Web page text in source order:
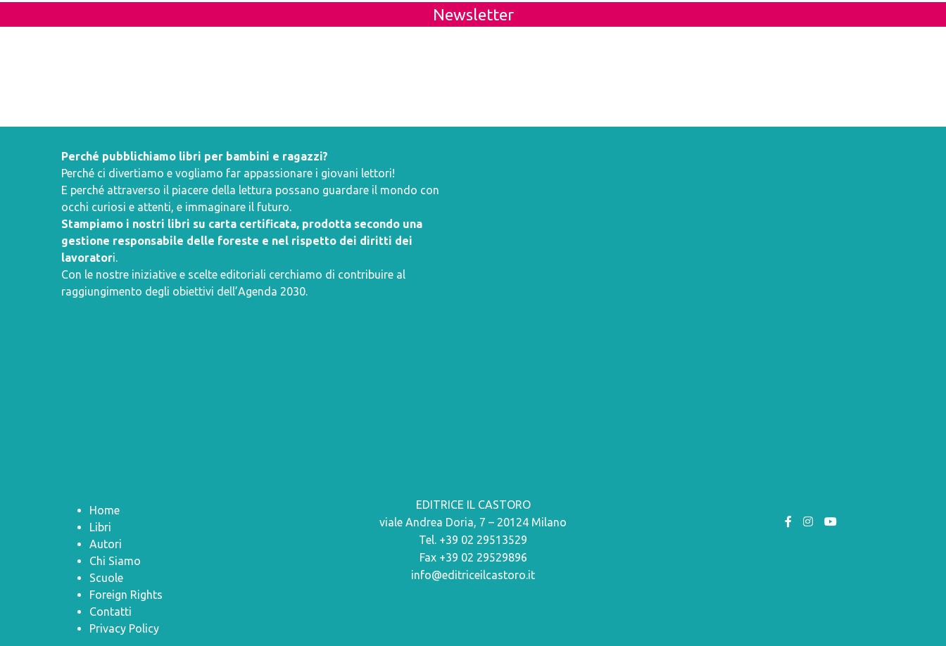
Newsletter
Perché pubblichiamo libri per bambini e ragazzi?
Perché ci divertiamo e vogliamo far appassionare i giovani lettori!
E perché attraverso il piacere della lettura possano guardare il mondo con
occhi curiosi e attenti, e immaginare il futuro.
Stampiamo i nostri libri su carta certificata, prodotta secondo una
gestione responsabile delle foreste e nel rispetto dei diritti dei
lavoratori.
Con le nostre iniziative e scelte editoriali cerchiamo di contribuire al
raggiungimento degli obiettivi dell’Agenda 2030.
Home
Libri
Autori
Chi Siamo
Scuole
Foreign Rights
Contatti
Privacy Policy
EDITRICE IL CASTORO
viale Andrea Doria, 7 – 20124 Milano
Tel. +39 02 29513529
Fax +39 02 29529896
info@editriceilcastoro.it